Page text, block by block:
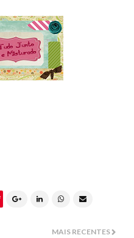
MAIS RECENTES